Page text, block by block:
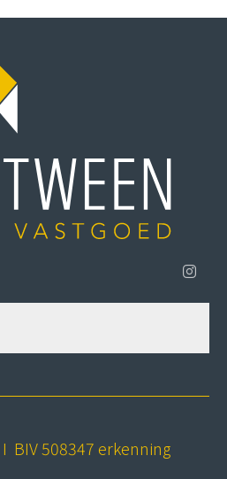
BIV 508347 erkenning